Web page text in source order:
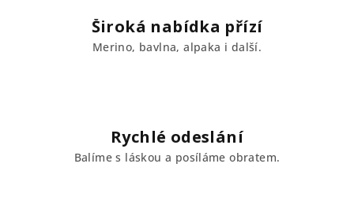
Široká nabídka přízí
Merino, bavlna, alpaka i další.
Rychlé odeslání
Balíme s láskou a posíláme obratem.